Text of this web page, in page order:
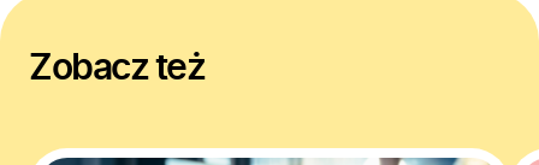
Zobacz też